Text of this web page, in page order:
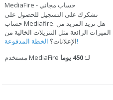
MediaFire - حساب مجاني
نشكرك على التسجيل للحصول على
حساب Mediafire. هل تريد المزيد من
الميزات الرائعة مثل التنزيلات الخالية من
الإعلانات؟الخطة المدفوعة!
مستخدم MediaFire لـ:450 يوما